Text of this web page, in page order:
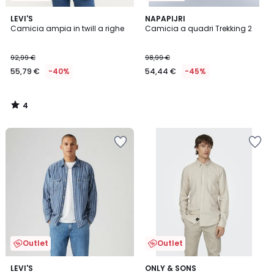
LEVI'S
Camicia ampia in twill a righe
92,99 €
55,79 € -40%
4
/
4
/
NAPAPIJRI
Camicia a quadri Trekking 2
98,99 €
54,44 € -45%
Outlet
LEVI'S
4,8
Outlet
ONLY & SONS
5